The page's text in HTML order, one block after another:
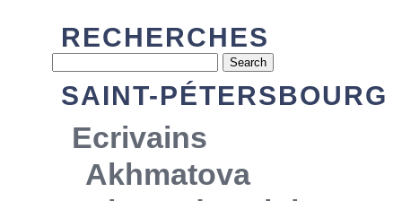
RECHERCHES
SAINT-PÉTERSBOURG
Ecrivains
Akhmatova